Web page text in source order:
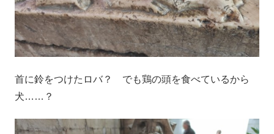
首に鈴をつけたロバ？ でも鶏の頭を食べているから
犬……？